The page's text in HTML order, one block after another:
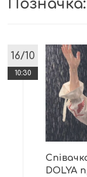
Позначка:
16/10
10:30
DOLYA